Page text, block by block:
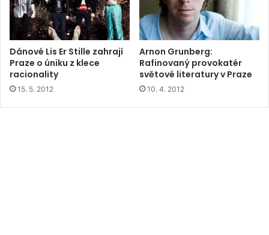
Dánové Lis Er Stille zahrají
Praze o úniku z klece
racionality
15. 5. 2012
Arnon Grunberg:
Rafinovaný provokatér
světové literatury v Praze
10. 4. 2012